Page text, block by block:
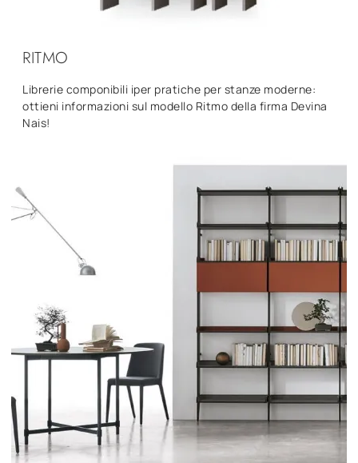
RITMO
Librerie componibili iper pratiche per stanze moderne:
ottieni informazioni sul modello Ritmo della firma Devina
Nais!